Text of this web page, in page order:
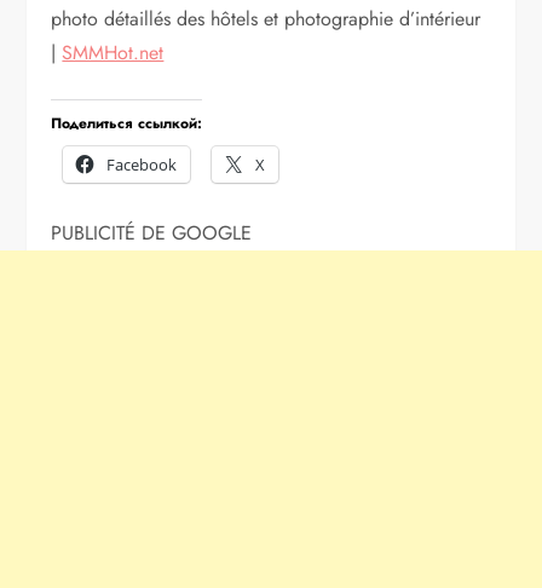
photo détaillés des hôtels et photographie d’intérieur
| SMMHot.net
Поделиться ссылкой:
Facebook
X
PUBLICITÉ DE GOOGLE